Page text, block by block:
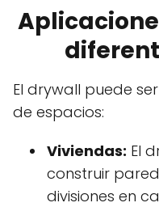
El drywall puede
de espacios:
Viviendas: El
construir
divisiones en